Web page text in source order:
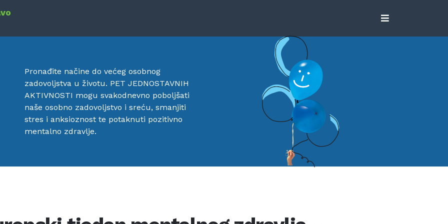
Pronađite načine do većeg osobnog
zadovoljstva u životu. PET JEDNOSTAVNIH
AKTIVNOSTI mogu svakodnevno poboljšati
naše osobno zadovoljstvo i sreću, smanjiti
stres i anksioznost te potaknuti pozitivno
mentalno zdravlje.